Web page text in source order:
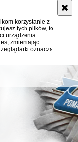
korzystanie z
tych plików, to
urządzenia.
zmieniając
oznacza